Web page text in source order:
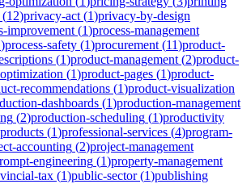
(12)privacy-act (1)privacy-by-design
improvement (1)process-management
)process-safety (1)procurement (11)product-
(1)product-management (2)product-
(1)product-pages (1)product-
recommendations (1)product-visualization
dashboards (1)production-management
(2)production-scheduling (1)productivity
products (1)professional-services (4)program-
accounting (2)project-management
engineering (1)property-management
tax (1)public-sector(1)publishing